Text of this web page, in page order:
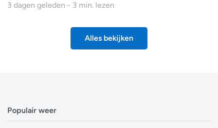
3 dagen geleden - 3 min. lezen
Alles bekijken
Populair weer